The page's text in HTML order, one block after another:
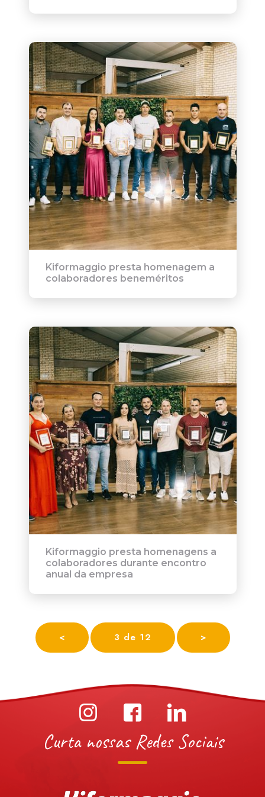
Kiformaggio presta homenagem a
colaboradores beneméritos
Kiformaggio presta homenagens a
colaboradores durante encontro
anual da empresa
< 3 de 12 >
Curta nossas Redes Sociais